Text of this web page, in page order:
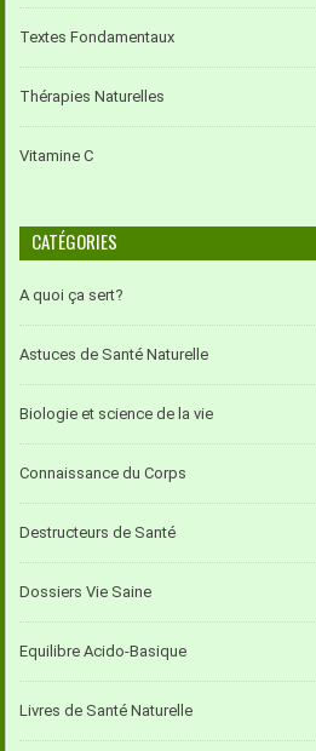
Textes Fondamentaux
Thérapies Naturelles
Vitamine C
CATÉGORIES
A quoi ça sert?
Astuces de Santé Naturelle
Biologie et science de la vie
Connaissance du Corps
Destructeurs de Santé
Dossiers Vie Saine
Equilibre Acido-Basique
Livres de Santé Naturelle